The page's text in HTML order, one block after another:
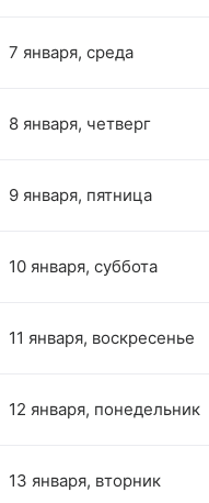
7 января, среда
8 января, четверг
9 января, пятница
10 января, суббота
11 января, воскресенье
12 января, понедельник
13 января, вторник